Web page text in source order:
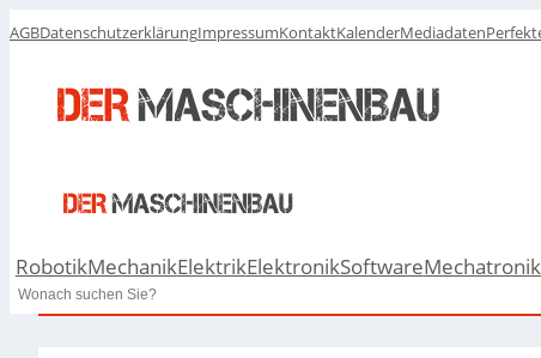
AGBDatenschutzerklärungImpressumKontaktKalenderMediadaten
RobotikMechanikElektrikElektronikSoftwareMechatronik
Search